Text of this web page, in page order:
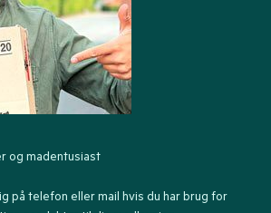
og madentusiast
på telefon eller mail hvis du har brug for